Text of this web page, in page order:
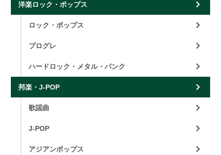
洋楽ロック・ポップス
ロック・ポップス
プログレ
ハードロック・メタル・パンク
邦楽・J-POP
歌謡曲
J-POP
アジアンポップス